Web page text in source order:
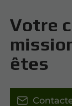
Votre
êtes